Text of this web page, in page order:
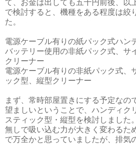
て、お金は出しても五千円前後、以
で検討すると、機種をある程度は絞
た。
電源ケーブル有りの紙パック式ハン
バッテリー使用の非紙パック式、サ
クリーナー
電源ケーブル有りの非紙パック式、
ック型、縦型クリーナー
まず、常時部屋置きにする予定なの
望ましいということで、ハンディク
スティック型・縦型を検討しました
無しで吸い込む力が大きく変わるた
で万全かと思っていましたが、排気